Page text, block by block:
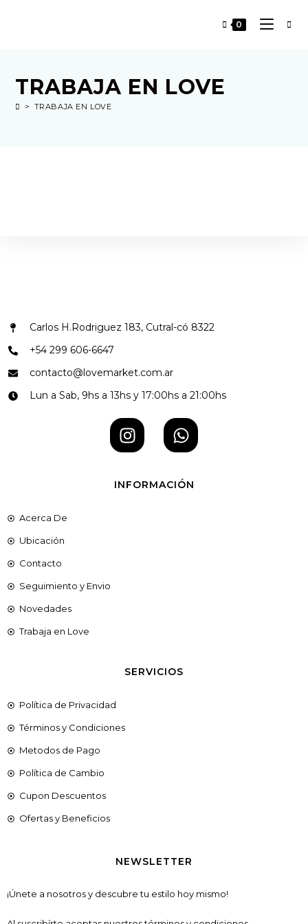
0
TRABAJA EN LOVE
> TRABAJA EN LOVE
Carlos H.Rodriguez 183, Cutral-có 8322
+54 299 606-6647
contacto@lovemarket.com.ar
Lun a Sab, 9hs a 13hs y 17:00hs a 21:00hs
INFORMACIÓN
Acerca De
Ubicación
Contacto
Seguimiento y Envio
Novedades
Trabaja en Love
SERVICIOS
Política de Privacidad
Términos y Condiciones
Metodos de Pago
Política de Cambio
Cupon Descuentos
Ofertas y Beneficios
NEWSLETTER
¡Únete a nosotros y descubre tu estilo hoy mismo!